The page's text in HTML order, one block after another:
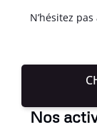
N’hésitez
Nos